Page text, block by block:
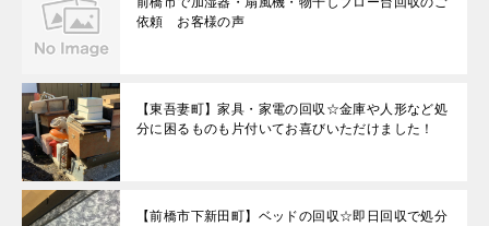
依頼 お客様の声
【東吾妻町】家具・家電の回収☆金庫や人形など処
分に困るものも片付いてお喜びいただけました！
【前橋市下新田町】ベッドの回収☆即日回収で処分